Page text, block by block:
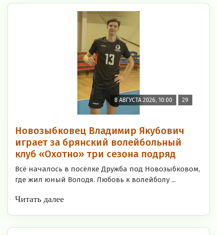
8 АВГУСТА 2026, 10:00 29
Новозыбковец Владимир Якубович
играет за брянский волейбольный
клуб «Охотно» три сезона подряд
Всё началось в посёлке Дружба под Новозыбковом,
где жил юный Володя. Любовь к волейболу ...
Читать далее